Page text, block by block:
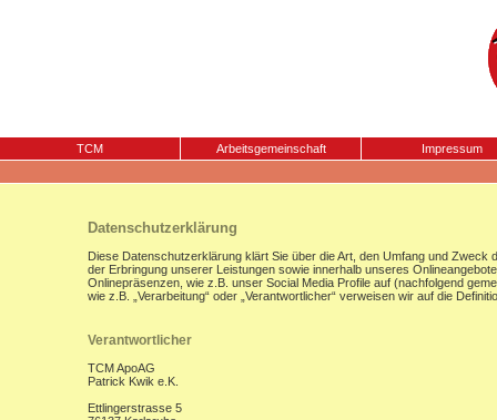
TCM Arbeitsgemeinschaft Impressum
Datenschutzerklärung
Diese Datenschutzerklärung klärt Sie über die Art, den Umfang und
der Erbringung unserer Leistungen sowie innerhalb unseres
Onlinepräsenzen, wie z.B. unser Social Media Profile auf (nachfolgend
wie z.B. „Verarbeitung“ oder „Verantwortlicher“ verweisen wir auf die
Verantwortlicher
TCM ApoAG
Patrick Kwik e.K.
Ettlingerstrasse 5